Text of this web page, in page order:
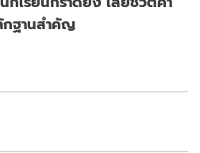
กฐานสำคัญ